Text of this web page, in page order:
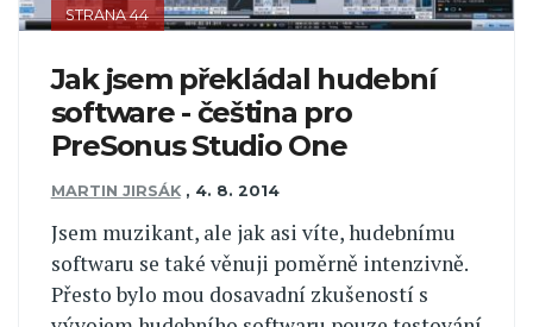
STRANA 44
Jak jsem překládal hudební
software - čeština pro
PreSonus Studio One
MARTIN JIRSÁK , 4. 8. 2014
Jsem muzikant, ale jak asi víte, hudebnímu
softwaru se také věnuji poměrně intenzivně.
Přesto bylo mou dosavadní zkušeností s